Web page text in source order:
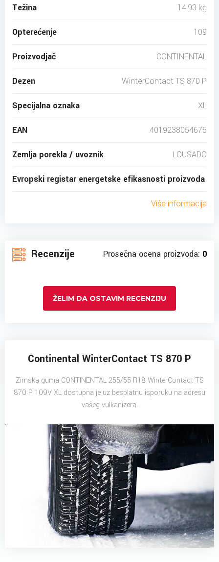
Težina 14.93 kg
Opterećenje 109
Proizvodjač CONTINENTAL
Dezen WinterContact TS 870 P
Specijalna oznaka XL
EAN 4019238054675
Zemlja porekla / uvoznik LOUSADO
Evropski registar energetske efikasnosti proizvoda
Više informacija
Recenzije Prosečna ocena proizvoda: 0
ŽELIM DA OSTAVIM RECENZIJU
Continental WinterContact TS 870 P
Zimska guma CONTINENTAL 255/55 R18 WinterContact TS
870 P 109V XL dostupna je uz besplatnu isporuku na adresu
vašeg vulkanizera.